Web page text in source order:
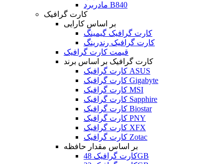
مادربرد B840
کارت گرافیک
بر اساس کارایی
کارت گرافیک گیمینگ
کارت گرافیک رندرینگ
قیمت کارت گرافیک
کارت گرافیک بر اساس برند
کارت گرافیک ASUS
کارت گرافیک Gigabyte
کارت گرافیک MSI
کارت گرافیک Sapphire
کارت گرافیک Biostar
کارت گرافیک PNY
کارت گرافیک XFX
کارت گرافیک Zotac
بر اساس مقدار حافظه
کارت گرافیک 48GB